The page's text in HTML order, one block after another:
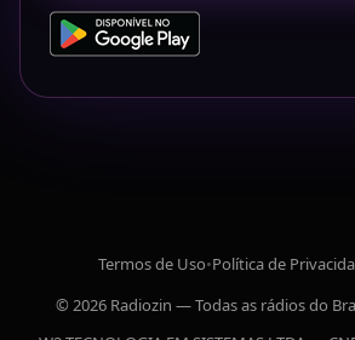
Termos de Uso•Política de
© 2026 Radiozin — Todas as rádios do